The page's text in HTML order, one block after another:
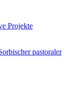
Projekte
pastoraler